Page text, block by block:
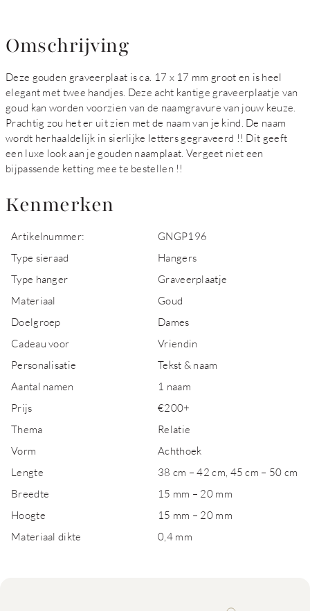
Omschrijving
Deze gouden graveerplaat is ca. 17 x 17 mm groot en is heel
elegant met twee handjes. Deze acht kantige graveerplaatje van
goud kan worden voorzien van de naamgravure van jouw keuze.
Prachtig zou het er uit zien met de naam van je kind. De naam
wordt herhaaldelijk in sierlijke letters gegraveerd !! Dit geeft
een luxe look aan je gouden naamplaat. Vergeet niet een
bijpassende ketting mee te bestellen !!
Kenmerken
Artikelnummer:
GNGP196
Type sieraad
Hangers
Type hanger
Graveerplaatje
Materiaal
Goud
Doelgroep
Dames
Cadeau voor
Vriendin
Personalisatie
Tekst & naam
Aantal namen
1 naam
Prijs
€200+
Thema
Relatie
Vorm
Achthoek
Lengte
38 cm – 42 cm, 45 cm – 50 cm
Breedte
15 mm – 20 mm
Hoogte
15 mm – 20 mm
Materiaal dikte
0,4 mm